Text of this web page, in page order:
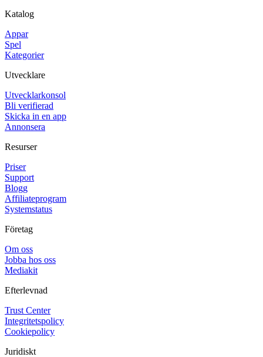
Katalog
Appar
Spel
Kategorier
Utvecklare
Utvecklarkonsol
Bli verifierad
Skicka in en app
Annonsera
Resurser
Priser
Support
Blogg
Affiliateprogram
Systemstatus
Företag
Om oss
Jobba hos oss
Mediakit
Efterlevnad
Trust Center
Integritetspolicy
Cookiepolicy
Juridiskt